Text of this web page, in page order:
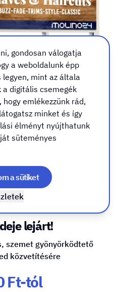
-
lejárt!
szemet gyönyörködtető
közvetítésére
Ft-tól
gondosan válogatja
a weboldalunk épp
mint az általa
digitális csemegék
emlékezzünk rád,
minket és így
élményt nyújthatunk
süteményes
a sütiket